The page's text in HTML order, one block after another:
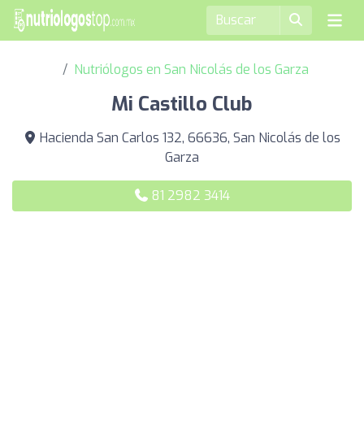
Nutriólogos en San Nicolás de los Garza
Mi Castillo Club
Hacienda San Carlos 132, 66636, San Nicolás de los
Garza
81 2982 3414